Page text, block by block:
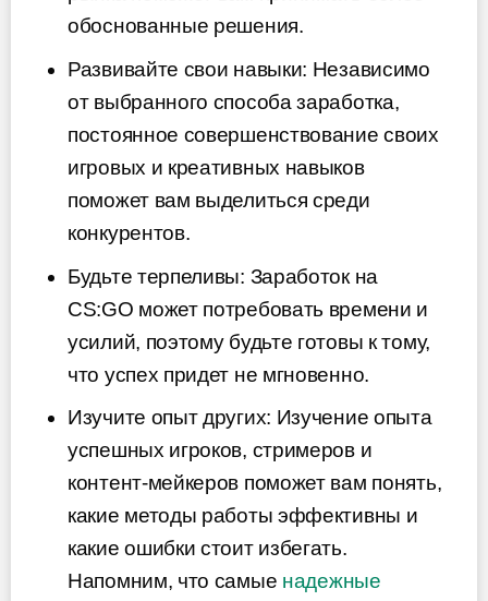
обоснованные решения.
Развивайте свои навыки: Независимо
от выбранного способа заработка,
постоянное совершенствование своих
игровых и креативных навыков
поможет вам выделиться среди
конкурентов.
Будьте терпеливы: Заработок на
CS:GO может потребовать времени и
усилий, поэтому будьте готовы к тому,
что успех придет не мгновенно.
Изучите опыт других: Изучение опыта
успешных игроков, стримеров и
контент-мейкеров поможет вам понять,
какие методы работы эффективны и
какие ошибки стоит избегать.
Напомним, что самые надежные